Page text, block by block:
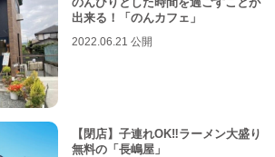
出来る！「のんカフェ」
2022.06.21 公開
【閉店】子連れOK‼︎ラーメン大盛り
無料の「長嶋屋」